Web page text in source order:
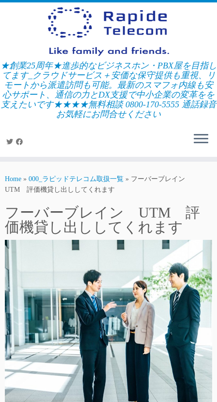
Skip
★創業25周年★進歩的なビジネスホン・PBX屋を目指し
てます_クラウドサービス＋安価な保守提供も重視、リ
モートから派遣訪問も可能。最新のスマフォ内線も安
心サポート、通信の力とDX支援で中小企業の変革をを
支えたいです★★★★無料相談 0800-170-5555 通話録音
お気軽にお問合せください
Home » 000_ラピッドテレコム取扱一覧 » フーバーブレイン
UTM 評価機貸し出ししてくれます
フーバーブレイン UTM 評
価機貸し出ししてくれます